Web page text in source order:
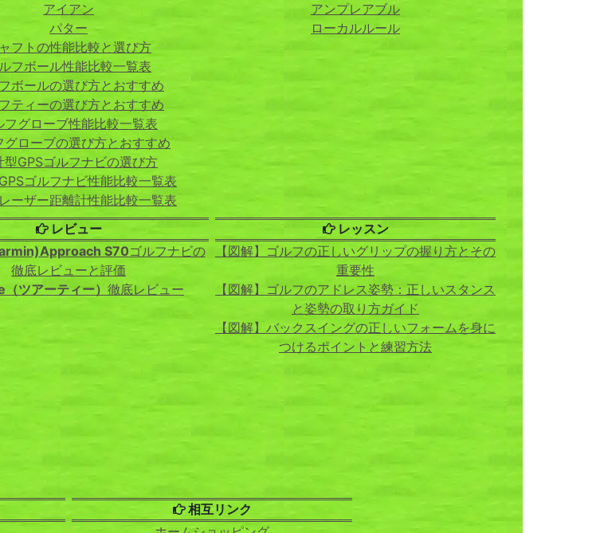
アイアン
パター
フトの性能比較と選び方
フボール性能比較一覧表
ボールの選び方とおすすめ
ティーの選び方とおすすめ
フグローブ性能比較一覧表
グローブの選び方とおすすめ
型GPSゴルフナビの選び方
ゴルフナビ性能比較一覧表
ーザー距離計性能比較一覧表
アンプレアブル
ローカルルール
レビュー
S70ゴルフナビの
徹底レビューと評価
ツアーティー） 徹底レビュー
レッスン
【図解】ゴルフの正しいグリップの握り方とその
重要性
【図解】ゴルフのアドレス姿勢：正しいスタンス
と姿勢の取り方ガイド
【図解】バックスイングの正しいフォームを身に
つけるポイントと練習方法
相互リンク